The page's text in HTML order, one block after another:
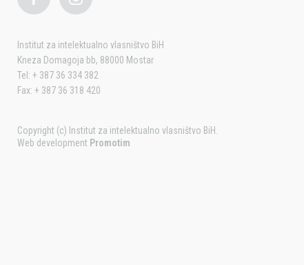
Institut za intelektualno vlasništvo BiH
Kneza Domagoja bb, 88000 Mostar
Tel: + 387 36 334 382
Fax: + 387 36 318 420
Copyright (c) Institut za intelektualno vlasništvo BiH.
Web development Promotim